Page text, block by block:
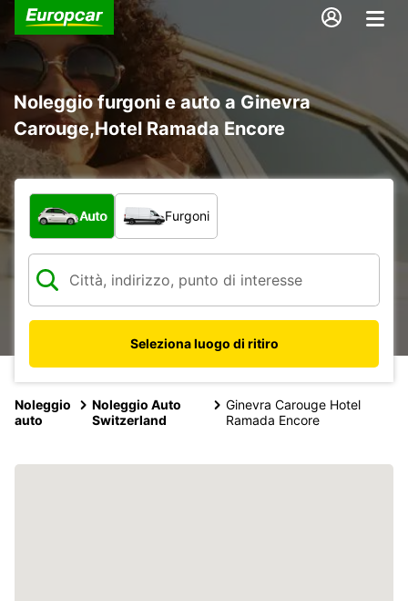
Noleggio furgoni e auto a Ginevra
Carouge,Hotel Ramada Encore
Scegli la tipologia di veicolo:
Auto Furgoni
Seleziona luogo di ritiro
Noleggio
auto
Noleggio Auto
Switzerland
Ginevra Carouge Hotel
Ramada Encore